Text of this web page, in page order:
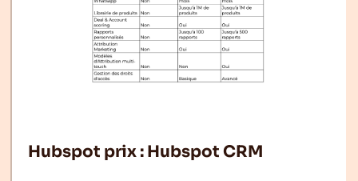
Hubspot prix : Hubspot CRM